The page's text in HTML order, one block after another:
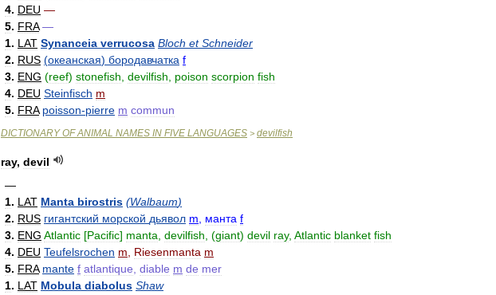
4. DEU —
5. FRA —
1. LAT Synanceia verrucosa Bloch et Schneider
2. RUS (океанская) бородавчатка f
3. ENG (reef) stonefish devilfish poison scorpion fish
4. DEU Steinfisch m
5. FRA poisson-pierre m commun
DICTIONARY OF ANIMAL NAMES IN FIVE LANGUAGES > devilfish
ray, devil
—
1. LAT Manta birostris (Walbaum)
2. RUS гигантский морской дьявол m манта f
3. ENG Atlantic [Pacific] manta devilfish , (giant) devil ray, Atlantic blanket fish
4. DEU Teufelsrochen m Riesenmanta m
5. FRA mante f atlantique diable m de mer
1. LAT Mobula diabolus Shaw